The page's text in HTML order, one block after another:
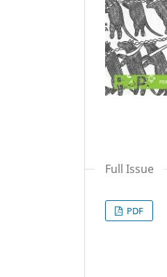
Full Issue
PDF